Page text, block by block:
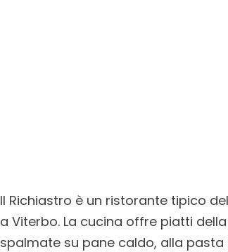
Il Richiastro è un ristorante tipico
a Viterbo. La cucina offre piatti
spalmate su pane caldo, alla